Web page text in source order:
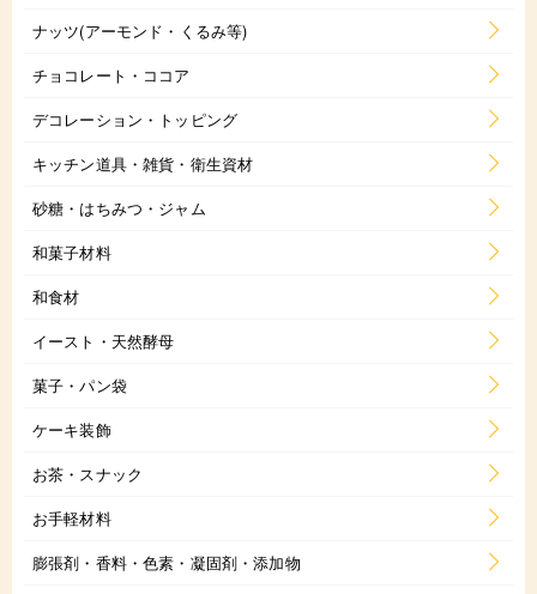
ナッツ(アーモンド・くるみ等)
チョコレート・ココア
デコレーション・トッピング
キッチン道具・雑貨・衛生資材
砂糖・はちみつ・ジャム
和菓子材料
和食材
イースト・天然酵母
菓子・パン袋
ケーキ装飾
お茶・スナック
お手軽材料
膨張剤・香料・色素・凝固剤・添加物